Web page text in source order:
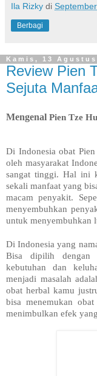
Ila Rizky di
Berbagi
Kamis, 13 Agustus
Review Pien
Sejuta
Mengenal Pien Tze
Di Indonesia obat
oleh masyarakat
sangat tinggi. Hal ini
sekali manfaat yang
macam penyakit.
menyembuhkan
untuk menyembuhkan
Di Indonesia yang
Bisa dipilih dengan
kebutuhan dan
menjadi masalah
obat herbal kamu
bisa menemukan
menimbulkan efek